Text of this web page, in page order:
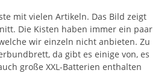
mit vielen Artikeln. Das Bild zeigt
Die Kisten haben immer ein paar
wir einzeln nicht anbieten. Zu
da gibt es einige von, es
große XXL-Batterien enthalten